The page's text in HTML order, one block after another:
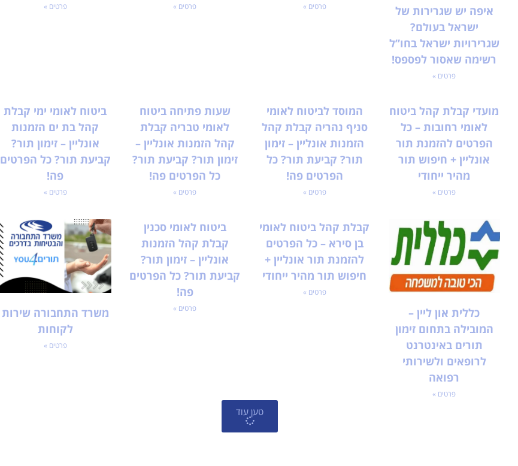
איפה יש שגרירות של
ישראל בעולם?
שגרירויות ישראל בחו”ל
רשימה שאסור לפספס!
פרטים »
פרטים » פרטים » פרטים »
מועדי קבלת קהל ביטוח
לאומי רחובות – כל
הפרטים להזמנת תור
אונליין + חיפוש תור
מהיר ייחודי
פרטים »
המוסד לביטוח לאומי
סניף נהריה קבלת קהל
הזמנות אונליין – זימון
תור? קביעת תור? כל
הפרטים פה!
פרטים »
שעות פתיחה ביטוח
לאומי טבריה קבלת
קהל הזמנות אונליין –
זימון תור? קביעת תור?
כל הפרטים פה!
פרטים »
ביטוח לאומי ימי קבלת
קהל בת ים הזמנות
אונליין – זימון תור?
קביעת תור? כל הפרטים
פה!
פרטים »
כללית און ליין –
המובילה בתחום זימון
תורים באינטרנט
לרופאים ולשירותי
רפואה
פרטים »
קבלת קהל ביטוח לאומי
בן סירא – כל הפרטים
להזמנת תור אונליין +
חיפוש תור מהיר ייחודי
פרטים »
ביטוח לאומי סכנין
קבלת קהל הזמנות
אונליין – זימון תור?
קביעת תור? כל הפרטים
פה!
פרטים »
משרד התחבורה שירות
לקוחות
פרטים »
טען עוד